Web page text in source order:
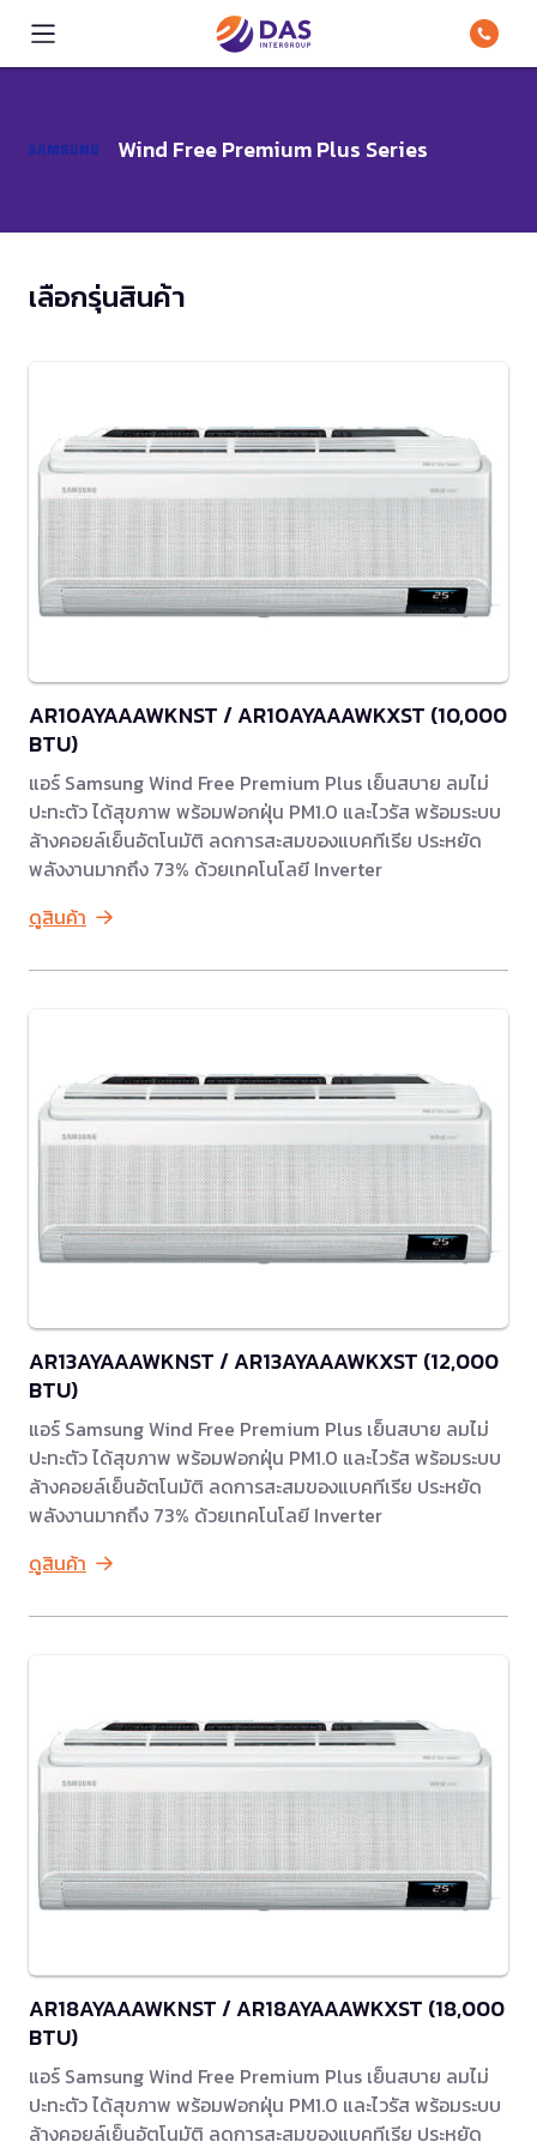
Wind Free Premium Plus Series
เลือกรุ่นสินค้า
AR10AYAAAWKNST / AR10AYAAAWKXST (10,000
BTU)
แอร์ Samsung Wind Free Premium Plus เย็นสบาย ลมไม่
ปะทะตัว ได้สุขภาพ พร้อมฟอกฝุ่น PM1.0 และไวรัส พร้อมระบบ
ล้างคอยล์เย็นอัตโนมัติ ลดการสะสมของแบคทีเรีย ประหยัด
พลังงานมากถึง 73% ด้วยเทคโนโลยี Inverter
ดูสินค้า
AR13AYAAAWKNST / AR13AYAAAWKXST (12,000
BTU)
แอร์ Samsung Wind Free Premium Plus เย็นสบาย ลมไม่
ปะทะตัว ได้สุขภาพ พร้อมฟอกฝุ่น PM1.0 และไวรัส พร้อมระบบ
ล้างคอยล์เย็นอัตโนมัติ ลดการสะสมของแบคทีเรีย ประหยัด
พลังงานมากถึง 73% ด้วยเทคโนโลยี Inverter
ดูสินค้า
AR18AYAAAWKNST / AR18AYAAAWKXST (18,000
BTU)
แอร์ Samsung Wind Free Premium Plus เย็นสบาย ลมไม่
ปะทะตัว ได้สุขภาพ พร้อมฟอกฝุ่น PM1.0 และไวรัส พร้อมระบบ
ล้างคอยล์เย็นอัตโนมัติ ลดการสะสมของแบคทีเรีย ประหยัด